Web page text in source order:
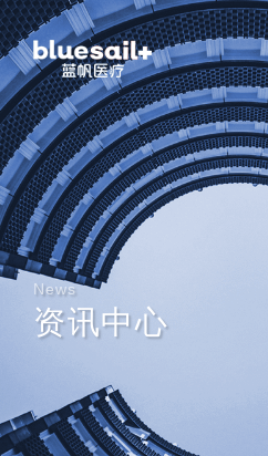
News
资讯中心